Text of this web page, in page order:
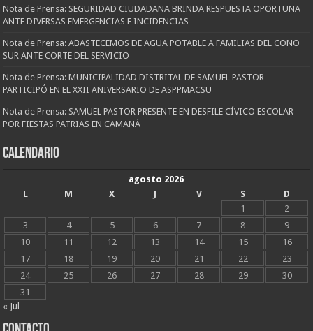
Nota de Prensa: SEGURIDAD CIUDADANA BRINDA RESPUESTA OPORTUNA
ANTE DIVERSAS EMERGENCIAS E INCIDENCIAS
Nota de Prensa: ABASTECEMOS DE AGUA POTABLE A FAMILIAS DEL CONO
SUR ANTE CORTE DEL SERVICIO
Nota de Prensa: MUNICIPALIDAD DISTRITAL DE SAMUEL PASTOR
PARTICIPÓ EN EL XXII ANIVERSARIO DE ASPPMACSU
Nota de Prensa: SAMUEL PASTOR PRESENTE EN DESFILE CÍVICO ESCOLAR
POR FIESTAS PATRIAS EN CAMANÁ
CALENDARIO
agosto 2026
L
M X J V S
D
1
2
3
4 5 6 7 8
9
10
11 12 13 14 15
16
17
18 19 20 21 22
23
24
25 26 27 28 29
30
31
« Jul